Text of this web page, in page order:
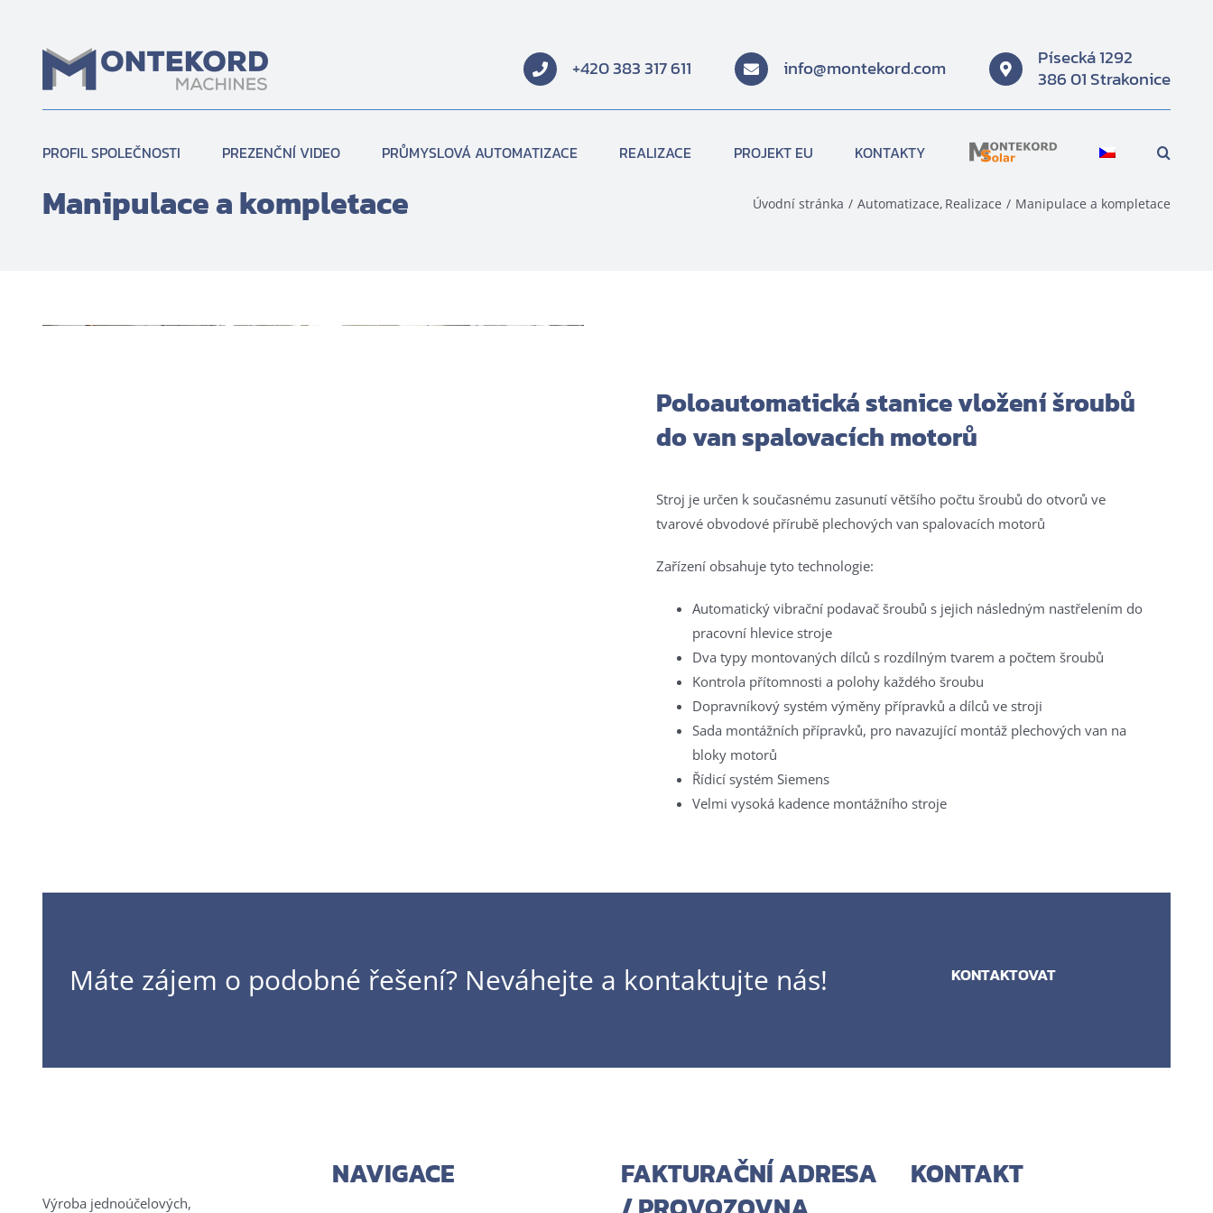
+420 383 317 611 info@montekord.com
Písecká 1292
386 01 Strakonice
PROFIL SPOLEČNOSTI PREZENČNÍ VIDEO PRŮMYSLOVÁ AUTOMATIZACE REALIZACE PROJEKT EU KONTAKTY
Manipulace a kompletace Úvodní stránka Automatizace Realizace Manipulace a kompletace
Poloautomatická stanice vložení šroubů
do van spalovacích motorů
Stroj je určen k současnému zasunutí většího počtu šroubů do otvorů ve
tvarové obvodové přírubě plechových van spalovacích motorů
Zařízení obsahuje tyto technologie:
Automatický vibrační podavač šroubů s jejich následným nastřelením do
pracovní hlevice stroje
Dva typy montovaných dílců s rozdílným tvarem a počtem šroubů
Kontrola přítomnosti a polohy každého šroubu
Dopravníkový systém výměny přípravků a dílců ve stroji
Sada montážních přípravků, pro navazující montáž plechových van na
bloky motorů
Řídicí systém Siemens
Velmi vysoká kadence montážního stroje
Máte zájem o podobné řešení? Neváhejte a kontaktujte nás! KONTAKTOVAT
Výroba jednoúčelových,
NAVIGACE
FAKTURAČNÍ ADRESA
KONTAKT